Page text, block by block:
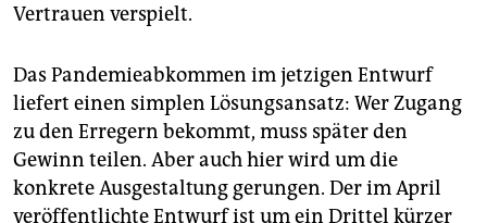
Vertrauen verspielt.
Das Pandemieabkommen im jetzigen Entwurf
liefert einen simplen Lösungsansatz: Wer Zugang
zu den Erregern bekommt, muss später den
Gewinn teilen. Aber auch hier wird um die
konkrete Ausgestaltung gerungen. Der im April
veröffentlichte Entwurf ist um ein Drittel kürzer